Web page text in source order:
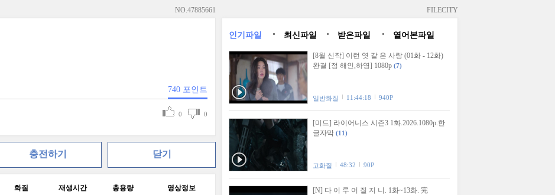
NO.47885661
740 포인트
0 0
충전하기 닫기
화질 재생시간 총용량 영상정보
FILECITY
인기파일 최신파일 받은파일 열어본파일
[8월 신작] 이런 엿 같 은 사랑 (01화 - 12화)
완결 [정 해인,하영] 1080p (7)
일반화질 11:44:18 940P
[미드] 라이어니스 시즌3 1화.2026.1080p.한
글자막 (11)
고화질 48:32 90P
[N] 다 이 루 어 질 지 니. 1화~13화. 完